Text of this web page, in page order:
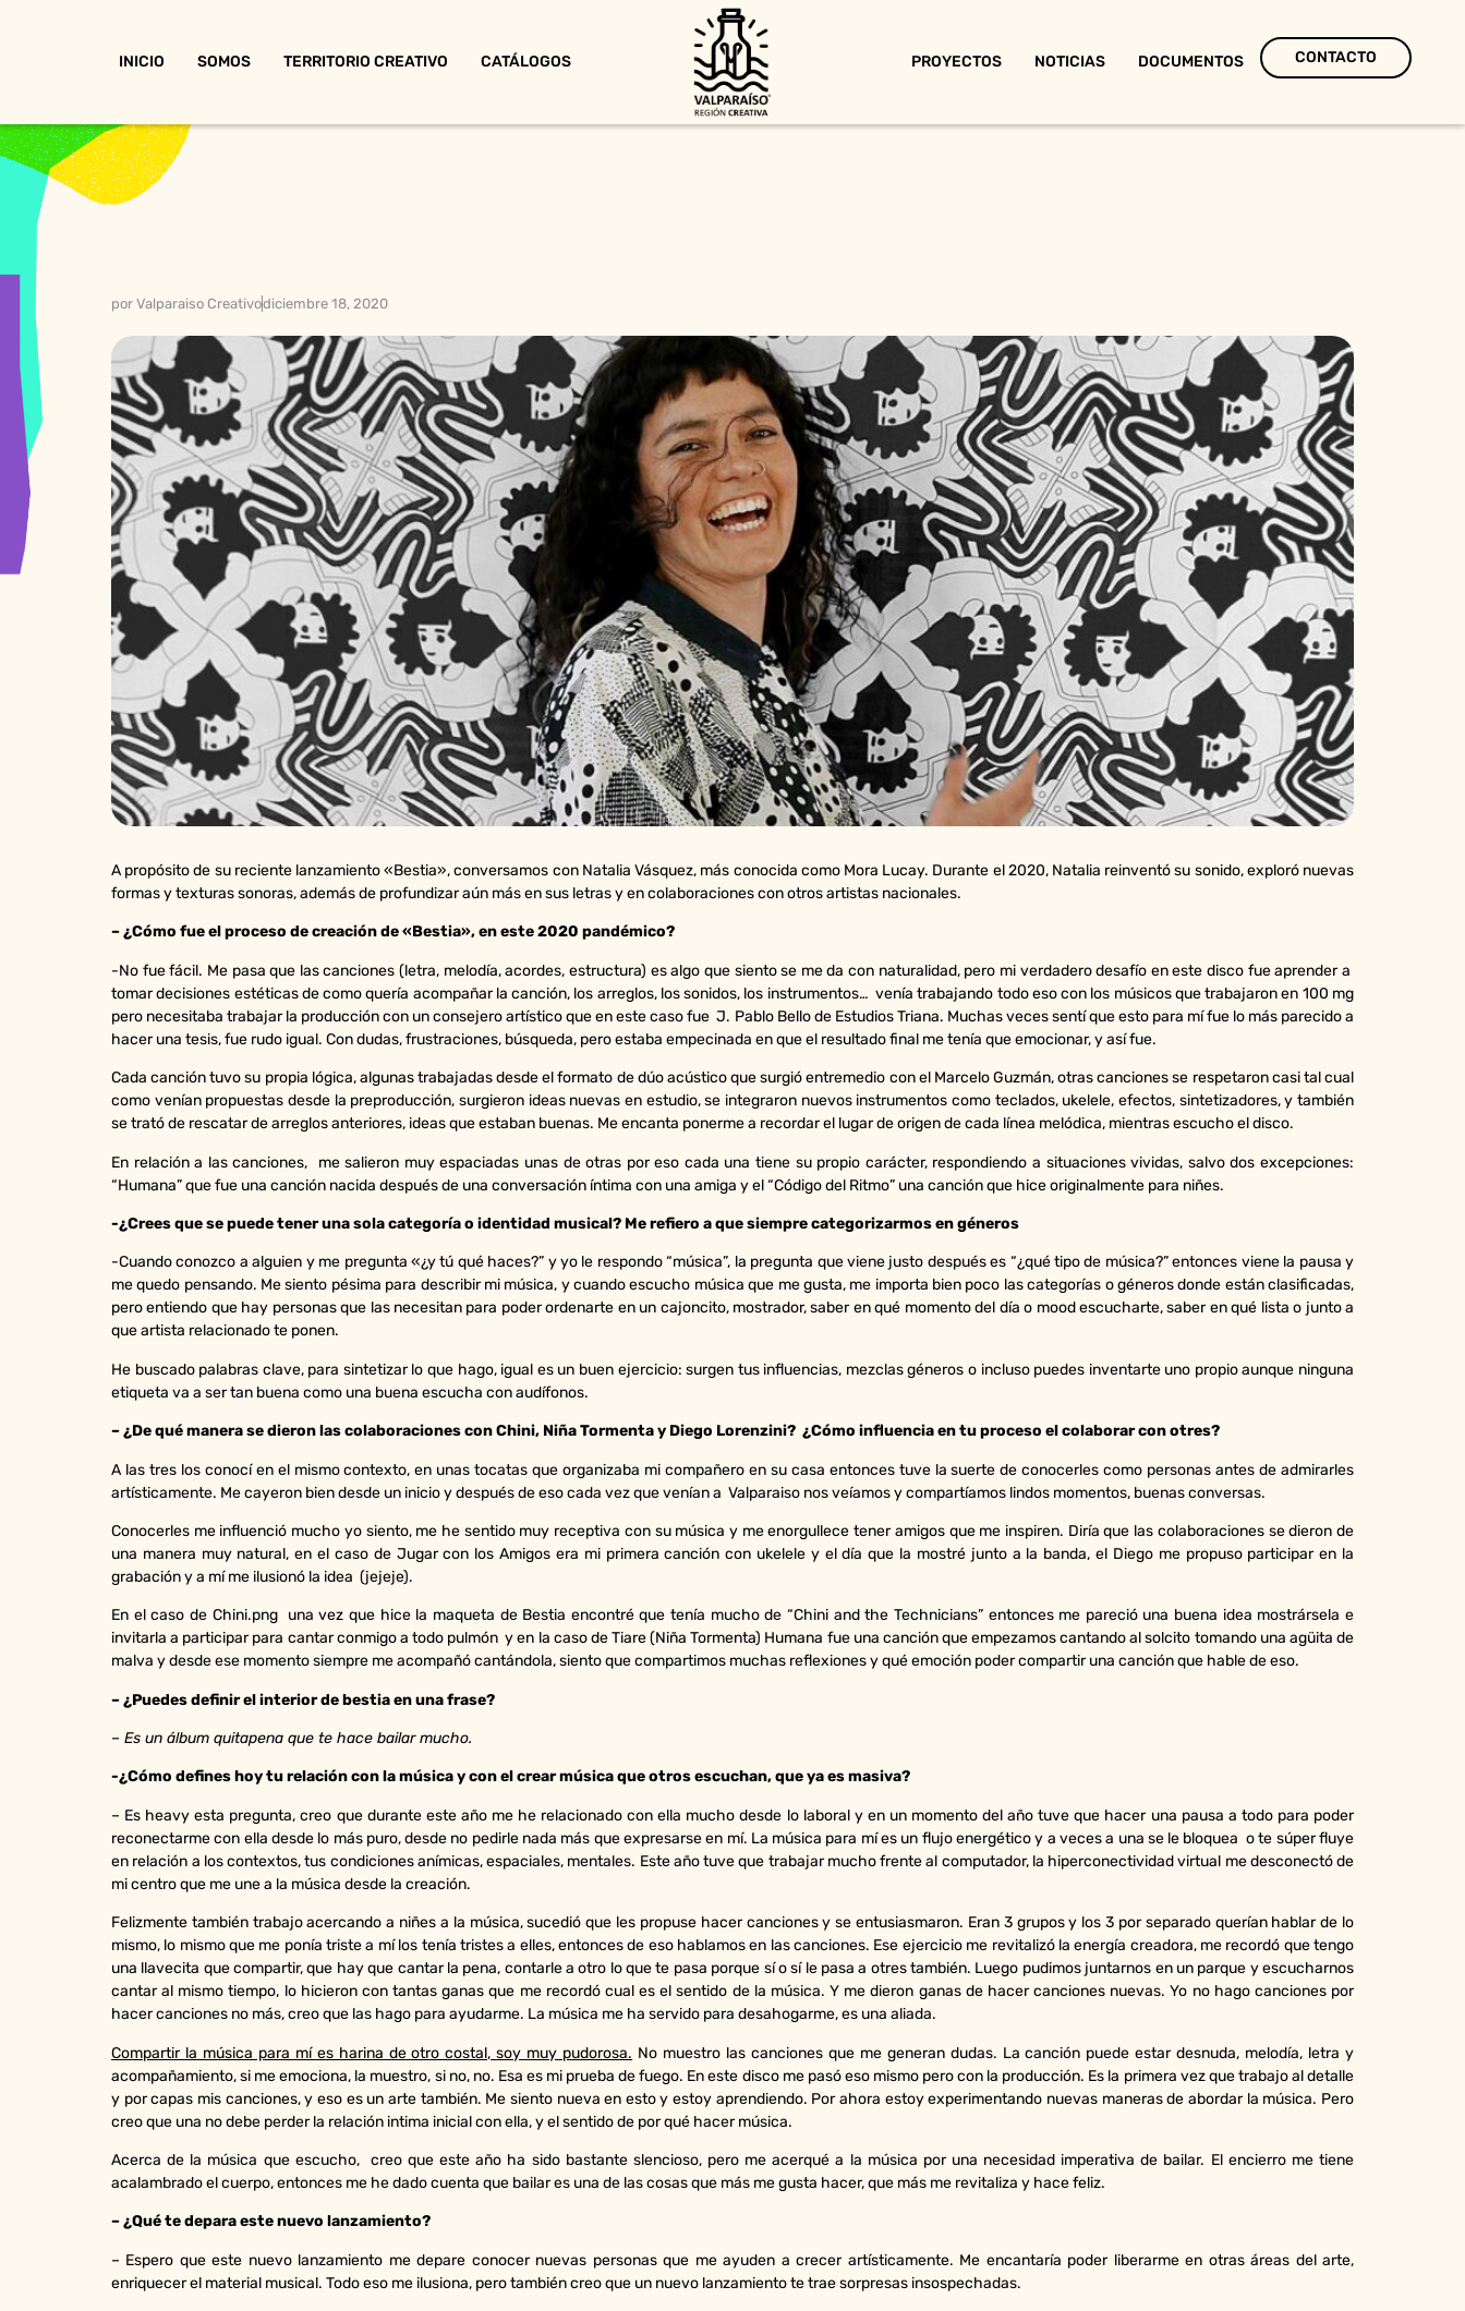
INICIO SOMOS TERRITORIO CREATIVO CATÁLOGOS PROYECTOS NOTICIAS DOCUMENTOS CONTACTO
por Valparaiso Creativodiciembre 18, 2020
A propósito de su reciente lanzamiento «Bestia», conversamos con Natalia Vásquez, más conocida como Mora Lucay. Durante el 2020, Natalia reinventó su sonido, exploró nuevas
formas y texturas sonoras, además de profundizar aún más en sus letras y en colaboraciones con otros artistas nacionales.
– ¿Cómo fue el proceso de creación de «Bestia», en este 2020 pandémico?
-No fue fácil. Me pasa que las canciones (letra, melodía, acordes, estructura) es algo que siento se me da con naturalidad, pero mi verdadero desafío en este disco fue aprender a
tomar decisiones estéticas de como quería acompañar la canción, los arreglos, los sonidos, los instrumentos… venía trabajando todo eso con los músicos que trabajaron en 100 mg
pero necesitaba trabajar la producción con un consejero artístico que en este caso fue J. Pablo Bello de Estudios Triana. Muchas veces sentí que esto para mí fue lo más parecido a
hacer una tesis, fue rudo igual. Con dudas, frustraciones, búsqueda, pero estaba empecinada en que el resultado final me tenía que emocionar, y así fue.
Cada canción tuvo su propia lógica, algunas trabajadas desde el formato de dúo acústico que surgió entremedio con el Marcelo Guzmán, otras canciones se respetaron casi tal cual
como venían propuestas desde la preproducción, surgieron ideas nuevas en estudio, se integraron nuevos instrumentos como teclados, ukelele, efectos, sintetizadores, y también
se trató de rescatar de arreglos anteriores, ideas que estaban buenas. Me encanta ponerme a recordar el lugar de origen de cada línea melódica, mientras escucho el disco.
En relación a las canciones, me salieron muy espaciadas unas de otras por eso cada una tiene su propio carácter, respondiendo a situaciones vividas, salvo dos excepciones:
“Humana” que fue una canción nacida después de una conversación íntima con una amiga y el “Código del Ritmo” una canción que hice originalmente para niñes.
-¿Crees que se puede tener una sola categoría o identidad musical? Me refiero a que siempre categorizarmos en géneros
-Cuando conozco a alguien y me pregunta «¿y tú qué haces?” y yo le respondo “música”, la pregunta que viene justo después es “¿qué tipo de música?” entonces viene la pausa y
me quedo pensando. Me siento pésima para describir mi música, y cuando escucho música que me gusta, me importa bien poco las categorías o géneros donde están clasificadas,
pero entiendo que hay personas que las necesitan para poder ordenarte en un cajoncito, mostrador, saber en qué momento del día o mood escucharte, saber en qué lista o junto a
que artista relacionado te ponen.
He buscado palabras clave, para sintetizar lo que hago, igual es un buen ejercicio: surgen tus influencias, mezclas géneros o incluso puedes inventarte uno propio aunque ninguna
etiqueta va a ser tan buena como una buena escucha con audífonos.
– ¿De qué manera se dieron las colaboraciones con Chini, Niña Tormenta y Diego Lorenzini? ¿Cómo influencia en tu proceso el colaborar con otres?
A las tres los conocí en el mismo contexto, en unas tocatas que organizaba mi compañero en su casa entonces tuve la suerte de conocerles como personas antes de admirarles
artísticamente. Me cayeron bien desde un inicio y después de eso cada vez que venían a Valparaiso nos veíamos y compartíamos lindos momentos, buenas conversas.
Conocerles me influenció mucho yo siento, me he sentido muy receptiva con su música y me enorgullece tener amigos que me inspiren. Diría que las colaboraciones se dieron de
una manera muy natural, en el caso de Jugar con los Amigos era mi primera canción con ukelele y el día que la mostré junto a la banda, el Diego me propuso participar en la
grabación y a mí me ilusionó la idea (jejeje).
En el caso de Chini.png una vez que hice la maqueta de Bestia encontré que tenía mucho de “Chini and the Technicians” entonces me pareció una buena idea mostrársela e
invitarla a participar para cantar conmigo a todo pulmón y en la caso de Tiare (Niña Tormenta) Humana fue una canción que empezamos cantando al solcito tomando una agüita de
malva y desde ese momento siempre me acompañó cantándola, siento que compartimos muchas reflexiones y qué emoción poder compartir una canción que hable de eso.
– ¿Puedes definir el interior de bestia en una frase?
– Es un álbum quitapena que te hace bailar mucho.
-¿Cómo defines hoy tu relación con la música y con el crear música que otros escuchan, que ya es masiva?
– Es heavy esta pregunta, creo que durante este año me he relacionado con ella mucho desde lo laboral y en un momento del año tuve que hacer una pausa a todo para poder
reconectarme con ella desde lo más puro, desde no pedirle nada más que expresarse en mí. La música para mí es un flujo energético y a veces a una se le bloquea o te súper fluye
en relación a los contextos, tus condiciones anímicas, espaciales, mentales. Este año tuve que trabajar mucho frente al computador, la hiperconectividad virtual me desconectó de
mi centro que me une a la música desde la creación.
Felizmente también trabajo acercando a niñes a la música, sucedió que les propuse hacer canciones y se entusiasmaron. Eran 3 grupos y los 3 por separado querían hablar de lo
mismo, lo mismo que me ponía triste a mí los tenía tristes a elles, entonces de eso hablamos en las canciones. Ese ejercicio me revitalizó la energía creadora, me recordó que tengo
una llavecita que compartir, que hay que cantar la pena, contarle a otro lo que te pasa porque sí o sí le pasa a otres también. Luego pudimos juntarnos en un parque y escucharnos
cantar al mismo tiempo, lo hicieron con tantas ganas que me recordó cual es el sentido de la música. Y me dieron ganas de hacer canciones nuevas. Yo no hago canciones por
hacer canciones no más, creo que las hago para ayudarme. La música me ha servido para desahogarme, es una aliada.
Compartir la música para mí es harina de otro costal, soy muy pudorosa. No muestro las canciones que me generan dudas. La canción puede estar desnuda, melodía, letra y
acompañamiento, si me emociona, la muestro, si no, no. Esa es mi prueba de fuego. En este disco me pasó eso mismo pero con la producción. Es la primera vez que trabajo al detalle
y por capas mis canciones, y eso es un arte también. Me siento nueva en esto y estoy aprendiendo. Por ahora estoy experimentando nuevas maneras de abordar la música. Pero
creo que una no debe perder la relación intima inicial con ella, y el sentido de por qué hacer música.
Acerca de la música que escucho, creo que este año ha sido bastante slencioso, pero me acerqué a la música por una necesidad imperativa de bailar. El encierro me tiene
acalambrado el cuerpo, entonces me he dado cuenta que bailar es una de las cosas que más me gusta hacer, que más me revitaliza y hace feliz.
– ¿Qué te depara este nuevo lanzamiento?
– Espero que este nuevo lanzamiento me depare conocer nuevas personas que me ayuden a crecer artísticamente. Me encantaría poder liberarme en otras áreas del arte,
enriquecer el material musical. Todo eso me ilusiona, pero también creo que un nuevo lanzamiento te trae sorpresas insospechadas.